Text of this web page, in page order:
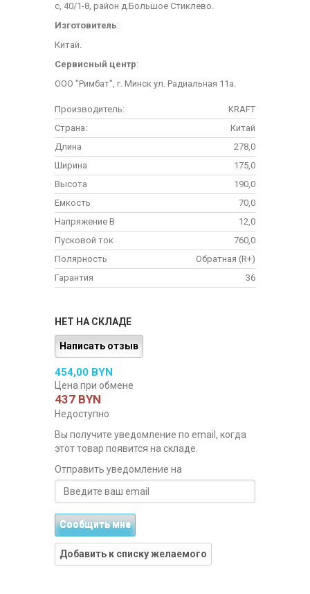
с, 40/1-8, район д.Большое Стиклево.
Изготовитель:
Китай.
Сервисный центр:
ООО "Римбат", г. Минск ул. Радиальная 11а.
Производитель:
KRAFT
Страна:
Китай
Длина
278,0
Ширина
175,0
Высота
190,0
Емкость
70,0
Напряжение В
12,0
Пусковой ток
760,0
Полярность
Обратная (R+)
Гарантия
36
НЕТ НА СКЛАДЕ
Написать отзыв
454,00 BYN
Цена при обмене
437 BYN
Недоступно
Вы получите уведомление по email, когда
этот товар появится на складе.
Отправить уведомление на
Сообщить мне
Добавить к списку желаемого